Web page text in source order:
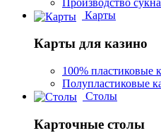
Производство
Карты
Карты для казино
100% пластиковые
Полупластиковые
Столы
Карточные столы